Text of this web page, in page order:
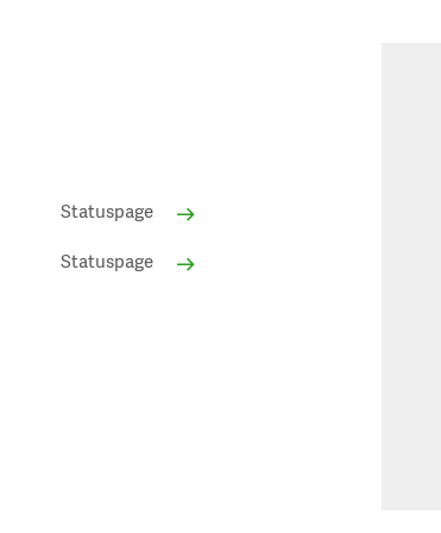
Statuspage
Statuspage